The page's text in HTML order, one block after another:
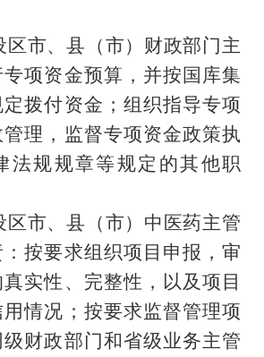
区市、县（市）财政部门主
项资金预算，并按国库集
拨付资金；组织指导专项
理，监督专项资金政策执
法规规章等规定的其他职
区市、县（市）中医药主管
按要求组织项目申报，审
实性、完整性，以及项目
情况；按要求监督管理项
财政部门和省级业务主管